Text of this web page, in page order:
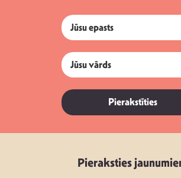
Pierakstīties
Pieraksties